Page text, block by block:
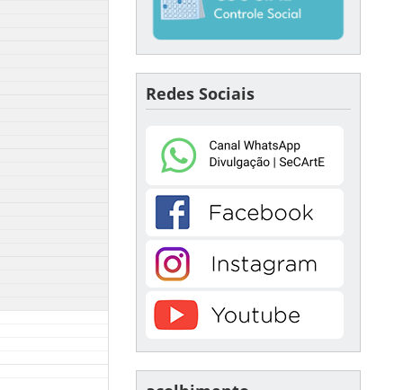
Redes Sociais